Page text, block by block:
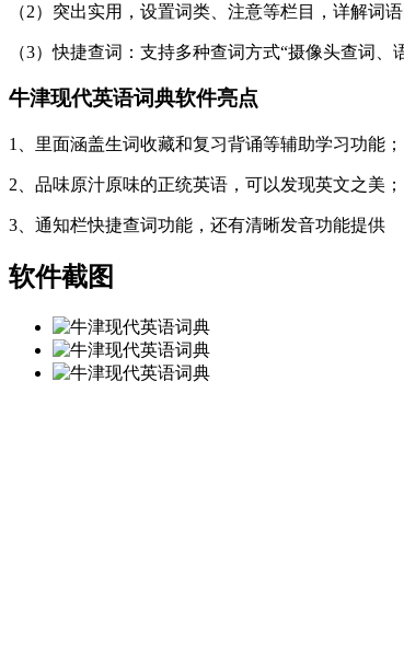
（2）突出实用，设置词类、注意等栏目，详解词语
（3）快捷查词：支持多种查词方式“摄像头查词、
牛津现代英语词典软件亮点
1、里面涵盖生词收藏和复习背诵等辅助学习功能；
2、品味原汁原味的正统英语，可以发现英文之美；
3、通知栏快捷查词功能，还有清晰发音功能提供
软件截图